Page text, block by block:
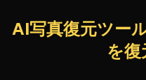
AI写真復元ツー
を復